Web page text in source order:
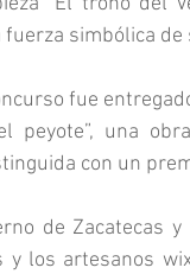
simbólica de
fue
peyote”, una
con un
de Zacatecas
los artesanos